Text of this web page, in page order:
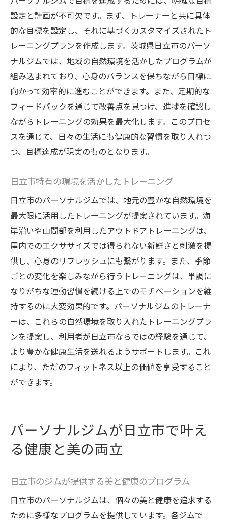
トレーニングが心と体に与えるポジティブ
な影響
日立市の特性を活かした健康生活の実践
個々のニーズに応じた日立市のパーソナルジム
プログラム
パーソナルジムが提供するカスタマイズプ
ログラム
日立市の個々のニーズに合わせたトレーニ
ング
プログラム選択時に考慮すべき要素
要性
パーソナルジムでの柔軟なプログラム提案
日立市での個々の目標達成に向けたサポー
ト
設定と計画が不可欠です。まず、トレーナーと共に具体
的な目標を設定し、それに基づくカスタマイズされたト
レーニングプランを作成します。茨城県日立市のパーソ
ナルジムでは、地域の自然環境を活かしたプログラムが
組み込まれており、心身のバランスを保ちながら目標に
向かって効率的に進むことができます。また、定期的な
フィードバックを通じて改善点を見つけ、進捗を確認し
ながらトレーニングの効果を最大化します。このプロセ
スを通じて、日々の生活にも健康的な習慣を取り入れつ
つ、目標達成が現実のものとなります。
日立市特有の環境を活かしたトレーニング
日立市のパーソナルジムでは、地元の豊かな自然環境を
最大限に活用したトレーニングが提案されています。海
岸沿いや山間部を利用したアウトドアトレーニングは、
屋内でのエクササイズでは得られない新鮮さと刺激を提
供し、心身のリフレッシュにも繋がります。また、季節
ごとの変化を楽しみながら行うトレーニングは、単調に
なりがちな運動習慣を続ける上でのモチベーションを維
持するのに大変効果的です。パーソナルジムのトレーナ
ーは、これらの自然環境を取り入れたトレーニングプラ
ンを提案し、利用者が日立市ならではの経験を通じて、
より豊かな健康生活を送れるようサポートします。これ
により、ただのフィットネス以上の価値を享受すること
ができます。
パーソナルジムが日立市で叶え
る健康と美の両立
日立市のジムが提供する美と健康のプログラム
日立市のパーソナルジムは、個々の美と健康を追求する
ために多様なプログラムを提供しています。各ジムで